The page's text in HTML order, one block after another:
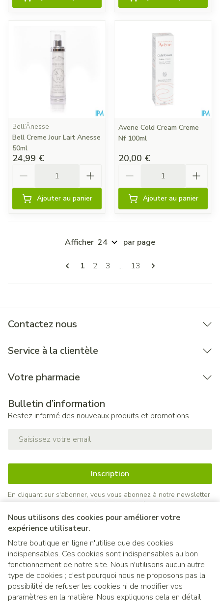
Nous utilisons des cookies pour améliorer votre
expérience utilisateur.
Notre boutique en ligne n'utilise que des cookies
indispensables. Ces cookies sont indispensables au bon
fonctionnement de notre site. Nous n'utilisons aucun autre
type de cookies ; c'est pourquoi nous ne proposons pas la
possibilité de refuser les cookies ni de modifier vos
paramètres en la matière. Nous expliquons cela en détail
Bell’Ânesse
Bell Creme Jour Lait Anesse
50ml
24,99 €
Ajouter au panier
Avene Cold Cream Creme
Nf 100ml
20,00 €
Ajouter au panier
Pages
Vous lisez actuellement la page
1 Page
2 Page
3 ... Page
13
Afficher par page
Contactez nous
Service à la clientèle
Votre pharmacie
Bulletin d’information
Restez informé des nouveaux produits et promotions
Inscription
En cliquant sur s'abonner, vous vous abonnez à notre newsletter
et acceptez notrepolitique de confidentialité.